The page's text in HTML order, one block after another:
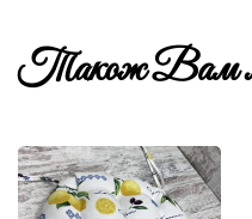
Також Вам